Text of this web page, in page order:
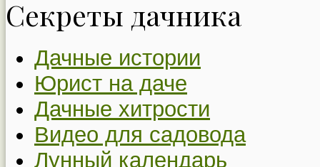
Секреты дачника
Дачные истории
Юрист на даче
Дачные хитрости
Видео для садовода
Лунный календарь